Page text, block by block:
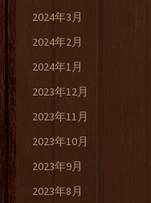
2024年3月
2024年2月
2024年1月
2023年12月
2023年11月
2023年10月
2023年9月
2023年8月